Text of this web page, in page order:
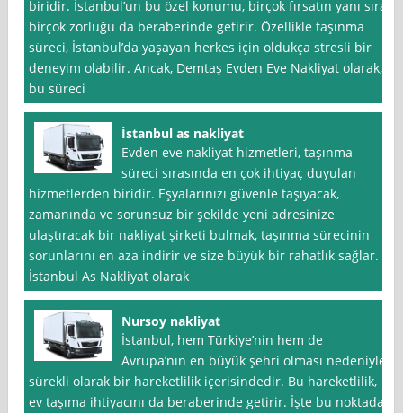
biridir. İstanbul’un bu özel konumu, birçok fırsatın yanı sıra
birçok zorluğu da beraberinde getirir. Özellikle taşınma
süreci, İstanbul’da yaşayan herkes için oldukça stresli bir
deneyim olabilir. Ancak, Demtaş Evden Eve Nakliyat olarak,
bu süreci
İstanbul as nakliyat
Evden eve nakliyat hizmetleri, taşınma
süreci sırasında en çok ihtiyaç duyulan
hizmetlerden biridir. Eşyalarınızı güvenle taşıyacak,
zamanında ve sorunsuz bir şekilde yeni adresinize
ulaştıracak bir nakliyat şirketi bulmak, taşınma sürecinin
sorunlarını en aza indirir ve size büyük bir rahatlık sağlar.
İstanbul As Nakliyat olarak
Nursoy nakliyat
İstanbul, hem Türkiye’nin hem de
Avrupa’nın en büyük şehri olması nedeniyle
sürekli olarak bir hareketlilik içerisindedir. Bu hareketlilik,
ev taşıma ihtiyacını da beraberinde getirir. İşte bu noktada